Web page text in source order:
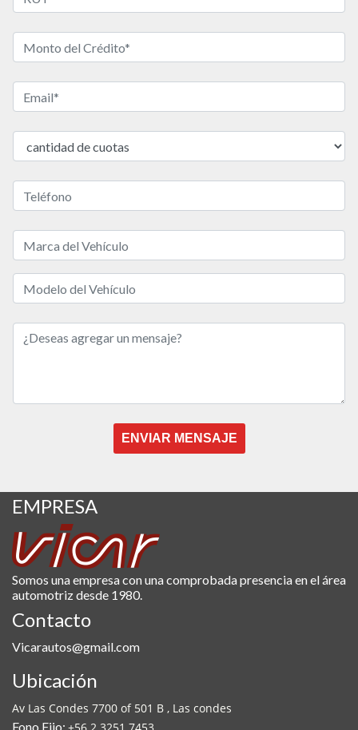
ENVIAR MENSAJE
EMPRESA
Somos una empresa con una comprobada presencia en el área
automotriz desde 1980.
Contacto
Vicarautos@gmail.com
Ubicación
Av Las Condes 7700 of 501 B , Las condes
Fono Fijo: